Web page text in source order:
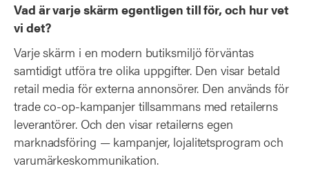
Vad är varje skärm egentligen till för, och hur vet
vi det?
Varje skärm i en modern butiksmiljö förväntas
samtidigt utföra tre olika uppgifter. Den visar betald
retail media för externa annonsörer. Den används för
trade co-op-kampanjer tillsammans med retailerns
leverantörer. Och den visar retailerns egen
marknadsföring — kampanjer, lojalitetsprogram och
varumärkeskommunikation.